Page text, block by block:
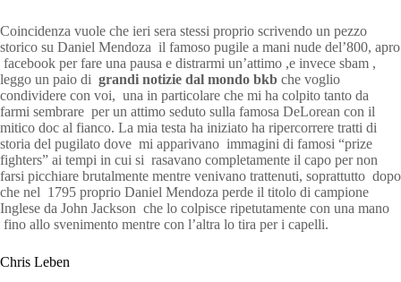
Coincidenza vuole che ieri sera stessi proprio scrivendo un pezzo
storico su Daniel Mendoza il famoso pugile a mani nude del’800, apro
facebook per fare una pausa e distrarmi un’attimo ,e invece sbam ,
leggo un paio di grandi notizie dal mondo bkb che voglio
condividere con voi, una in particolare che mi ha colpito tanto da
farmi sembrare per un attimo seduto sulla famosa DeLorean con il
mitico doc al fianco. La mia testa ha iniziato ha ripercorrere tratti di
storia del pugilato dove mi apparivano immagini di famosi “prize
fighters” ai tempi in cui si rasavano completamente il capo per non
farsi picchiare brutalmente mentre venivano trattenuti, soprattutto dopo
che nel 1795 proprio Daniel Mendoza perde il titolo di campione
Inglese da John Jackson che lo colpisce ripetutamente con una mano
fino allo svenimento mentre con l’altra lo tira per i capelli.
Chris Leben